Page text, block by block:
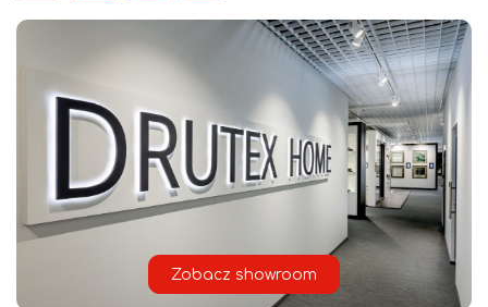
Zobacz showroom